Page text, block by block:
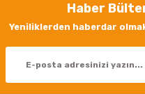
Ürün resmi kalitesiz, bozuk
Ürün bilgilerinde hatalar
Haber
Yeniliklerden haberdar